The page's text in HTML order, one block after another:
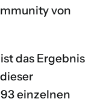
von
das Ergebnis
einzelnen